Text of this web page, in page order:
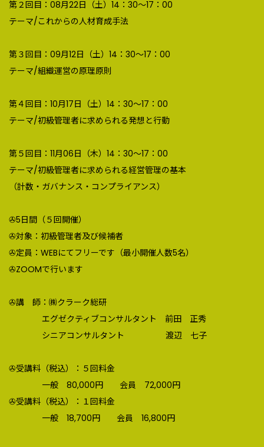
第２回目：08月22日（土）14：30～17：00
テーマ/これからの人材育成手法
第３回目：09月12日（土）14：30～17：00
テーマ/組織運営の原理原則
第４回目：10月17日（土）14：30～17：00
テーマ/初級管理者に求められる発想と行動
第５回目：11月06日（木）14：30～17：00
テーマ/初級管理者に求められる経営管理の基本
（計数・ガバナンス・コンプライアンス）
✇5日間（５回開催）
✇対象：初級管理者及び候補者
✇定員：WEBにてフリーです（最小開催人数5名）
✇ZOOMで行います
✇講 師：㈱クラーク総研
エグゼクティブコンサルタント 前田 正秀
シニアコンサルタント 渡辺 七子
✇受講料（税込）：５回料金
一般 80,000円 会員 72,000円
✇受講料（税込）：１回料金
一般 18,700円 会員 16,800円